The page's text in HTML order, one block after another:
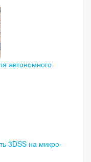
автономного
3DSS на микро-